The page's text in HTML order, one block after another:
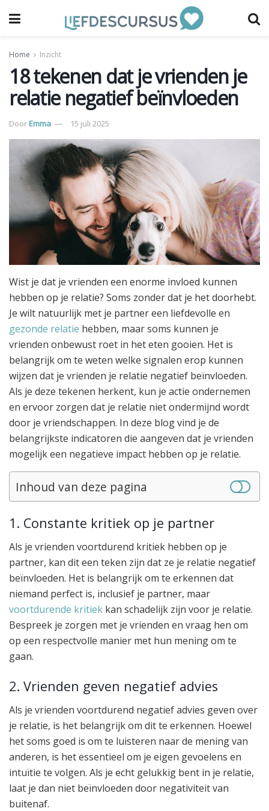
Home Inzicht
18 tekenen dat je vrienden je
relatie negatief beïnvloeden
DoorEmma 15 juli 2025
Wist je dat je vrienden een enorme invloed kunnen
hebben op je relatie? Soms zonder dat je het doorhebt.
Je wilt natuurlijk met je partner een liefdevolle en
gezonde relatie hebben, maar soms kunnen je
vrienden onbewust roet in het eten gooien. Het is
belangrijk om te weten welke signalen erop kunnen
wijzen dat je vrienden je relatie negatief beïnvloeden.
Als je deze tekenen herkent, kun je actie ondernemen
en ervoor zorgen dat je relatie niet ondermijnd wordt
door je vriendschappen. In deze blog vind je de
belangrijkste indicatoren die aangeven dat je vrienden
mogelijk een negatieve impact hebben op je relatie.
Inhoud van deze pagina
1. Constante kritiek op je partner
Als je vrienden voortdurend kritiek hebben op je
partner, kan dit een teken zijn dat ze je relatie negatief
beïnvloeden. Het is belangrijk om te erkennen dat
niemand perfect is, inclusief je partner, maar
voortdurende kritiek kan schadelijk zijn voor je relatie.
Bespreek je zorgen met je vrienden en vraag hen om
op een respectvolle manier met hun mening om te
gaan.
2. Vrienden geven negatief advies
Als je vrienden voortdurend negatief advies geven over
je relatie, is het belangrijk om dit te erkennen. Hoewel
het soms goed is om te luisteren naar de mening van
anderen, is het essentieel om je eigen gevoelens en
intuïtie te volgen. Als je echt gelukkig bent in je relatie,
laat je dan niet beïnvloeden door negativiteit van
buitenaf.